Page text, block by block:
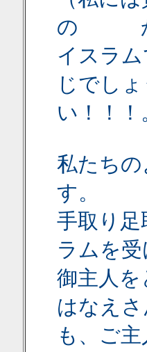
の か
イスラ
じでし
い！！！
私たち
す。
手取り
ラムを
御主人
はなえ
も、ご